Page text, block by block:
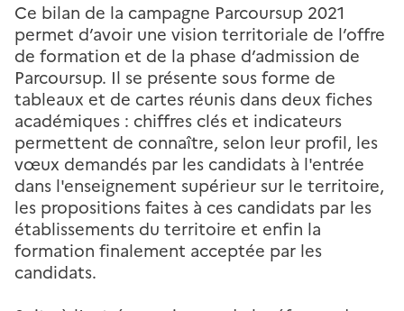
Ce bilan de la campagne Parcoursup 2021
permet d’avoir une vision territoriale de l’offre
de formation et de la phase d’admission de
Parcoursup. Il se présente sous forme de
tableaux et de cartes réunis dans deux fiches
académiques : chiffres clés et indicateurs
permettent de connaître, selon leur profil, les
vœux demandés par les candidats à l'entrée
dans l'enseignement supérieur sur le territoire,
les propositions faites à ces candidats par les
établissements du territoire et enfin la
formation finalement acceptée par les
candidats.